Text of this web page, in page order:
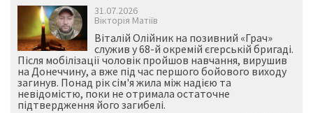
31.07.2026
Вікторія Матіїв
Віталій Олійник на позивний «Грач»
служив у 68-й окремій єгерській бригаді.
Після мобілізації чоловік пройшов навчання, вирушив
на Донеччину, а вже під час першого бойового виходу
загинув. Понад рік сім'я жила між надією та
невідомістю, поки не отримала остаточне
підтвердження його загибелі.